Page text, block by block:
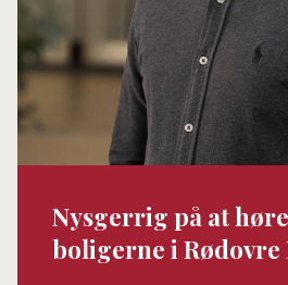
Nysgerrig på at
boligerne i Rødovre